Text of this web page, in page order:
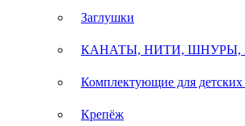
Заглушки
КАНАТЫ, НИТИ,
Комплектующие для
Крепёж